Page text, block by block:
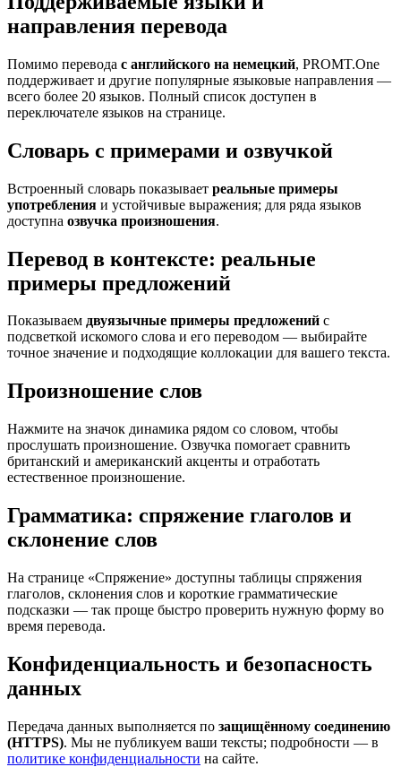
направления перевода
Помимо перевода с английского на немецкий, PROMT.One
поддерживает и другие популярные языковые направления —
всего более 20 языков. Полный список доступен в
переключателе языков на странице.
Словарь с примерами и озвучкой
Встроенный словарь показывает реальные примеры
употребления и устойчивые выражения; для ряда языков
доступна озвучка произношения.
Перевод в контексте: реальные
примеры предложений
Показываем двуязычные примеры предложений с
подсветкой искомого слова и его переводом — выбирайте
точное значение и подходящие коллокации для вашего текста.
Произношение слов
Нажмите на значок динамика рядом со словом, чтобы
прослушать произношение. Озвучка помогает сравнить
британский и американский акценты и отработать
естественное произношение.
Грамматика: спряжение глаголов и
склонение слов
На странице «Спряжение» доступны таблицы спряжения
глаголов, склонения слов и короткие грамматические
подсказки — так проще быстро проверить нужную форму во
время перевода.
Конфиденциальность и безопасность
данных
Передача данных выполняется по защищённому соединению
(HTTPS). Мы не публикуем ваши тексты; подробности — в
политике конфиденциальности на сайте.